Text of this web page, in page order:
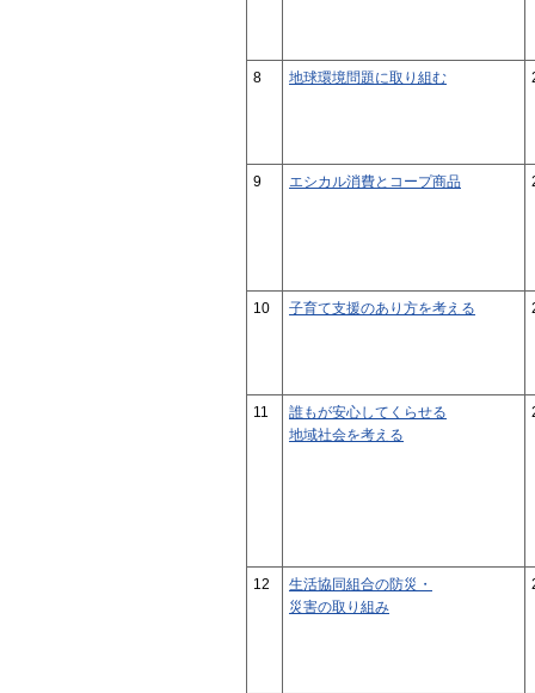
8 地球環境問題に取り組む
9 エシカル消費とコープ商品
10 子育て支援のあり方を考える
11
誰もが安心してくらせる
地域社会を考える
12
生活協同組合の防災・
災害の取り組み